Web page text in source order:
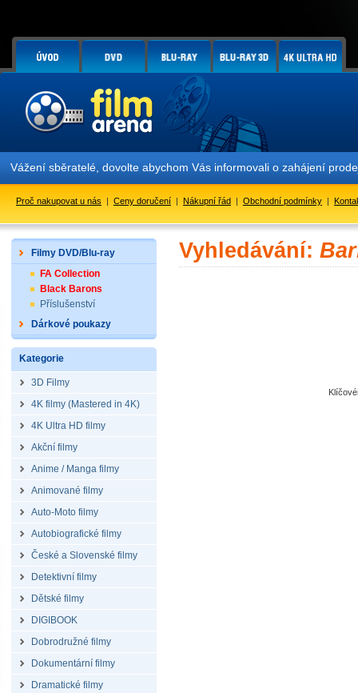
Vážení sběratelé, dovolte abychom Vás informovali o zahájení
Proč nakupovat u nás | Ceny doručení | Nákupní řád | Obchodní podmínky |
Filmy DVD/Blu-ray
FA Collection
Black Barons
Příslušenství
Dárkové poukazy
Kategorie
3D Filmy
4K filmy (Mastered in 4K)
4K Ultra HD filmy
Akční filmy
Anime / Manga filmy
Animované filmy
Auto-Moto filmy
Autobiografické filmy
České a Slovenské filmy
Detektivní filmy
Dětské filmy
DIGIBOOK
Dobrodružné filmy
Dokumentární filmy
Dramatické filmy
Vyhledávání: